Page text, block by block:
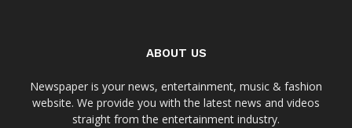
ABOUT US
Newspaper is your news, entertainment, music & fashion
website. We provide you with the latest news and videos
straight from the entertainment industry.